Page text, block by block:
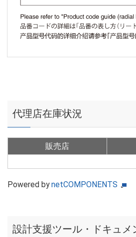
代理店在庫状況
販売店
Powered bynetCOMPONENTS
設計支援ツール・ドキュメ